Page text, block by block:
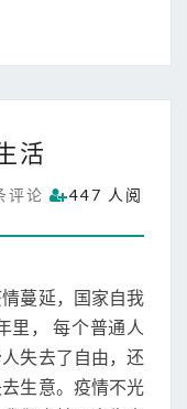
活
评论
447 人阅
蔓延，国家自我
里， 每个普通人
失去了自由，还
生意。疫情不光